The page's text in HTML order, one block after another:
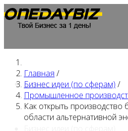
Главная
Главная /
Бизнес идеи (по сферам) /
Промышленное
Как открыть производство
области альтернативной